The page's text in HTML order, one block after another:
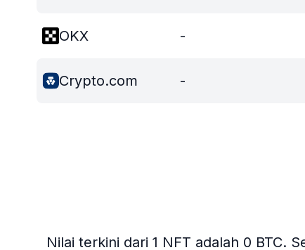
OKX -
Crypto.com -
Nilai terkini dari 1 NFT adalah 0 BTC.